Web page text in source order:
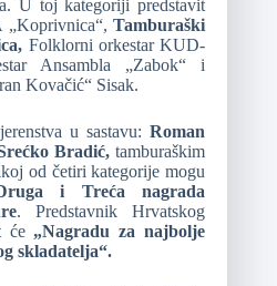
U toj kategoriji predstavit
„Koprivnica“,Tamburaški
Folklorni orkestar KUD-
Ansambla „Zabok“ i
Kovačić“ Sisak.
u sastavu:Roman
Bradić,tamburaškim
od četiri kategorije mogu
i Treća nagrada
. Predstavnik Hrvatskog
će „Nagradu za najbolje
skladatelja“.